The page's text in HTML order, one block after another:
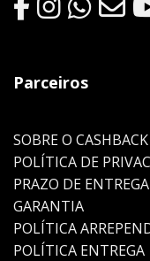
Parceiros
SOBRE O CASHBACK
POLÍTICA DE
PRAZO DE ENTREGA
GARANTIA
POLÍTICA
POLÍTICA ENTREGA